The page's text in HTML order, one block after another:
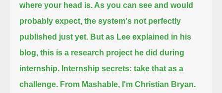
where your head is. As you can see and would
probably expect, the system's not perfectly
published just yet. But as Lee explained in his
blog, this is a research project he did during
internship. Internship secrets: take that as a
challenge. From Mashable, I'm Christian Bryan.